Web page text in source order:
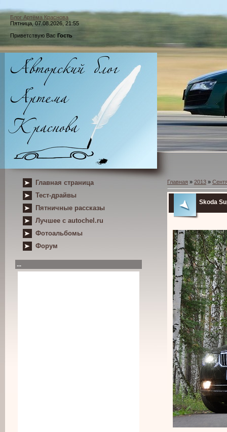
Блог Артёма Краснова
Пятница, 07.08.2026, 21:55
Приветствую Вас Гость
Главная страница
Тест-драйвы
Пятничные рассказы
Лучшее с autochel.ru
Фотоальбомы
Форум
...
Главная » 2013 »
Skoda